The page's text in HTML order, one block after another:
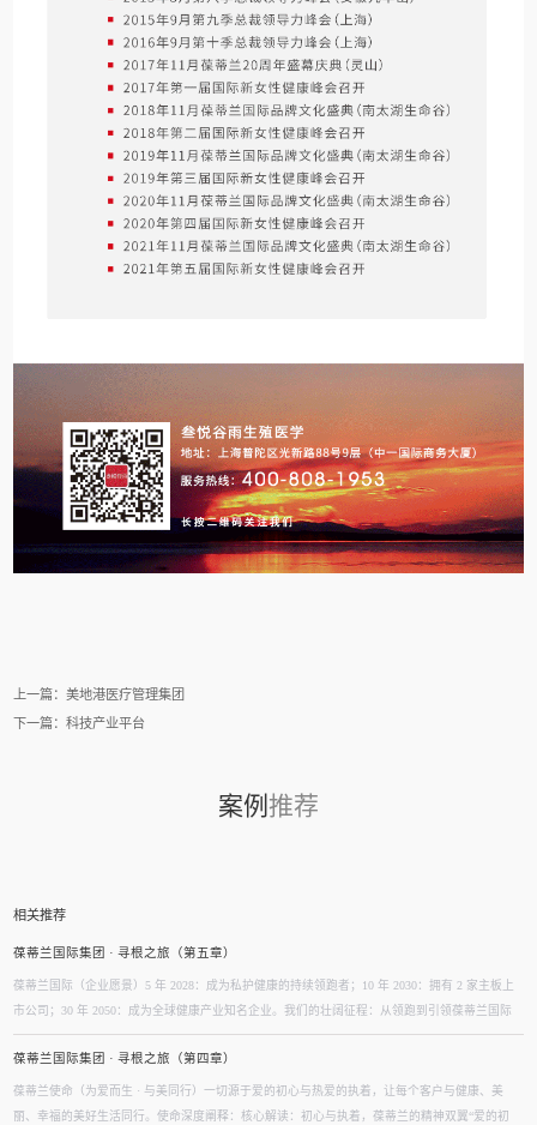
上一篇：美地港医疗管理集团
下一篇：科技产业平台
案例 推荐
相关推荐
葆蒂兰国际集团 · 寻根之旅（第五章）
葆蒂兰国际（企业愿景）5 年 2028：成为私护健康的持续领跑者；10 年 2030：拥有 2 家主板上
市公司；30 年 2050：成为全球健康产业知名企业。我们的壮阔征程：从领跑到引领葆蒂兰国际
立志成为健康产业中一个响亮的中国品牌。我们以“为爱而生，与美同行”为使命，绘制出一幅清
晰而雄心勃勃的发展蓝图，旨在以坚实的步伐，从专业的深度走向事业的广度，最终成就全球化
的高度。第一阶段：深耕与领跑（20...
葆蒂兰国际集团 · 寻根之旅（第四章）
葆蒂兰使命（为爱而生 · 与美同行）一切源于爱的初心与热爱的执着，让每个客户与健康、美
丽、幸福的美好生活同行。使命深度阐释：核心解读：初心与执着，葆蒂兰的精神双翼“爱的初